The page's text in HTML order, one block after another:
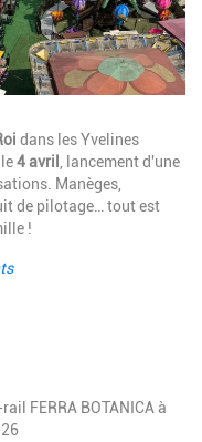
dans les Yvelines
4 avril
, lancement d'une
Manèges,
de pilotage… tout est
!
FERRA BOTANICA à